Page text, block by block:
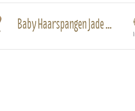
Baby Haarspangen Jade ...